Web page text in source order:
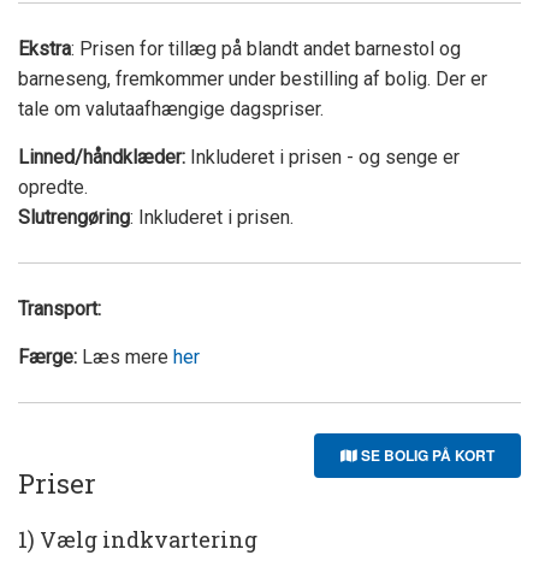
Ekstra: Prisen for tillæg på blandt andet barnestol og
barneseng, fremkommer under bestilling af bolig. Der er
tale om valutaafhængige dagspriser.
Linned/håndklæder: Inkluderet i prisen - og senge er
opredte.
Slutrengøring: Inkluderet i prisen.
Transport:
Færge: Læs mere her
SE BOLIG PÅ KORT
Priser
1) Vælg indkvartering